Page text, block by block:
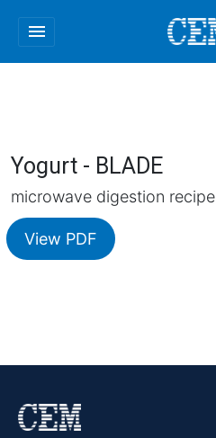
menu
Yogurt - BLADE
microwave digestion recipe
View PDF